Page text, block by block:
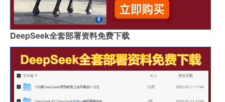
DeepSeek全套部署资料免费下载